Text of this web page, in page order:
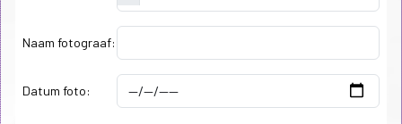
Naam fotograaf:
Datum foto: